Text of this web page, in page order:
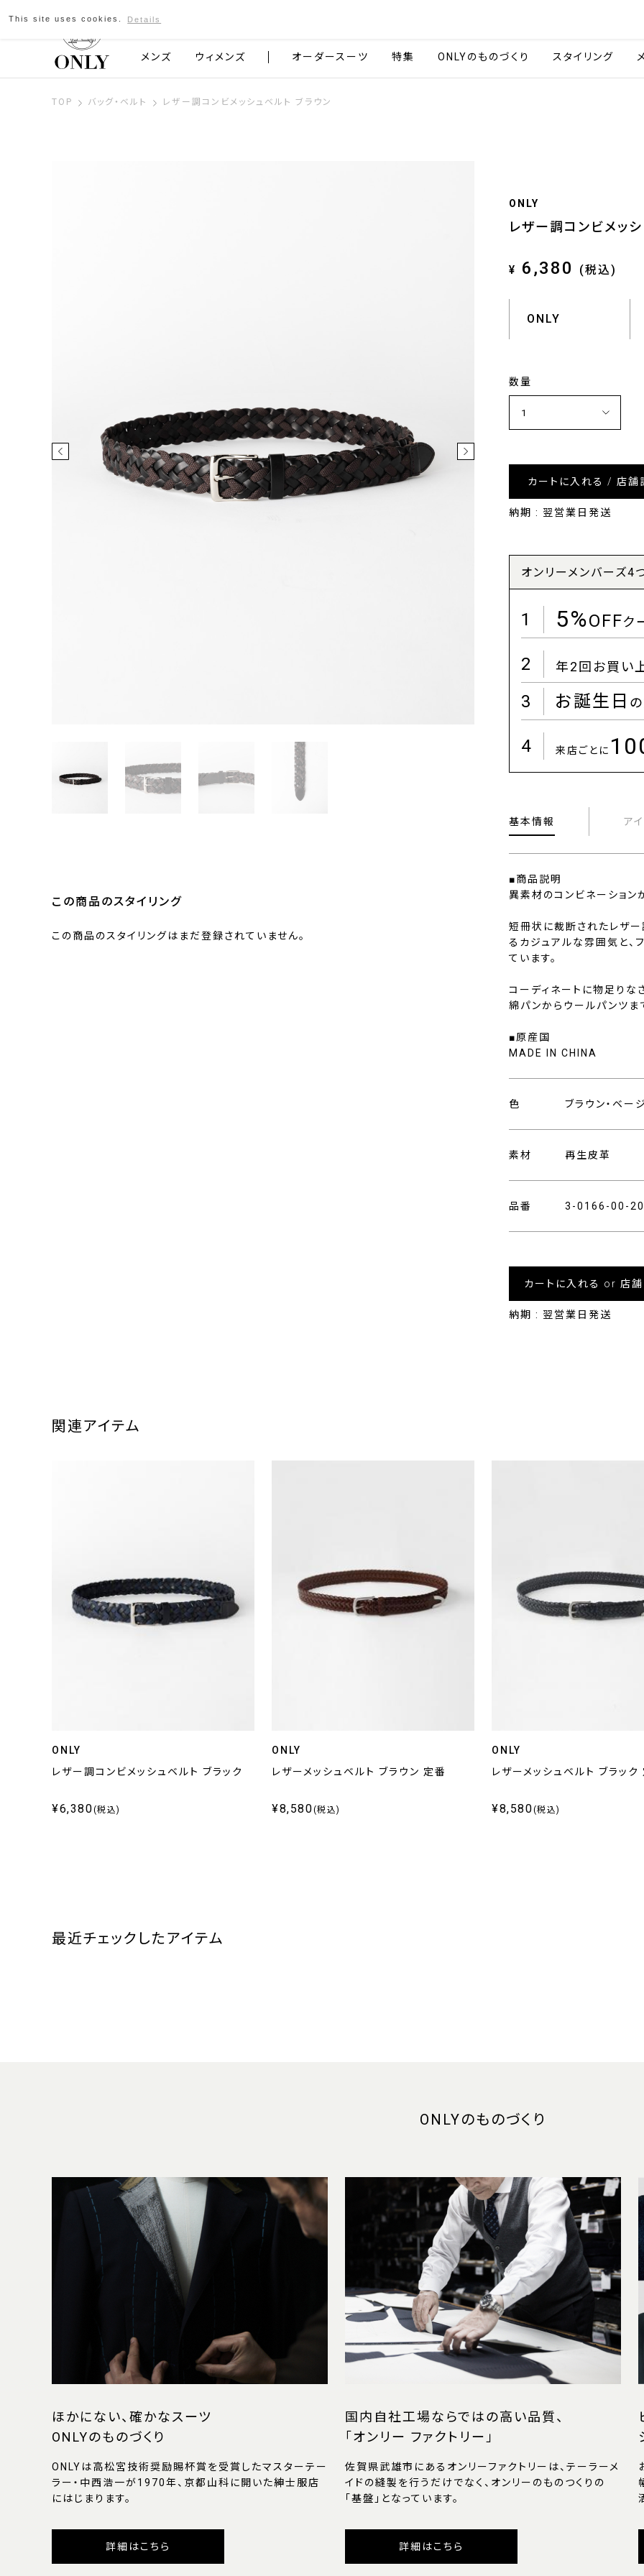
京都発のスーツブランド ONLY
メンズ ウィメンズ オーダースーツ 特集 ONLYのものづくり スタイリング
TOP バッグ・ベルト レザー調コンビメッシュベルト ブラウン
ONLY
レザー調コンビメッ
¥ 6,380 (税込)
ONLY
数量
カートに入れる / 店舗
納期 : 翌営業日発送
オンリーメンバーズ4
1 5%OFFク
2 年2回お買い
3 お誕生日
4 来店ごとに
基本情報 ア
■商品説明
異素材のコンビネーション
短冊状に裁断されたレザー
るカジュアルな雰囲気と、
ています。
コーディネートに物足りな
綿パンからウールパンツま
■原産国
MADE IN CHINA
色 ブラウン・ベー
素材 再生皮革
品番 3-0166-00-
カートに入れる or 店
納期 : 翌営業日発送
この商品のスタイリング
この商品のスタイリングはまだ登録されていません。
関連アイテム
ONLY
レザー調コンビメッシュベルト ブラック
¥6,380(税込)
ONLY
レザーメッシュベルト ブラウン 定番
¥8,580(税込)
ONLY
レザーメッシュベルト ブラッ
¥8,580(税込)
最近チェックしたアイテム
ONLYのものづくり
ほかにない、確かなスーツ
ONLYのものづくり
ONLYは高松宮技術奨励賜杯賞を受賞したマスターテー
ラー・中西浩一が1970年、京都山科に開いた紳士服店
にはじまります。
詳細はこちら
国内自社工場ならではの高い品質、
「オンリー ファクトリー」
佐賀県武雄市にあるオンリーファクトリーは、テーラーメ
イドの縫製を行うだけでなく、オンリーのものつくりの
「基盤」となっています。
詳細はこちら
This site uses cookies. Details